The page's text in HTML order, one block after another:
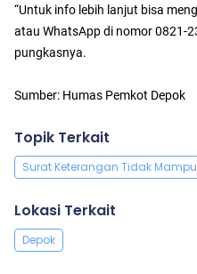
“Untuk info lebih lanjut bisa
atau WhatsApp di nomor 0821-
pungkasnya.
Sumber: Humas Pemkot Depok
Topik Terkait
Surat Keterangan Tidak Mampu
Lokasi Terkait
Depok